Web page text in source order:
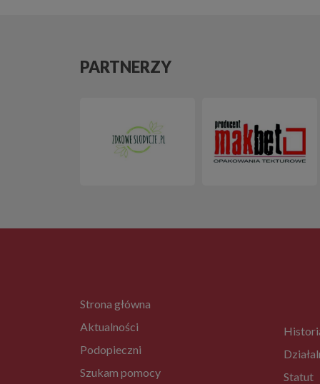
PARTNERZY
Strona główna
Aktualności
Podopieczni
Szukam pomocy
Statut